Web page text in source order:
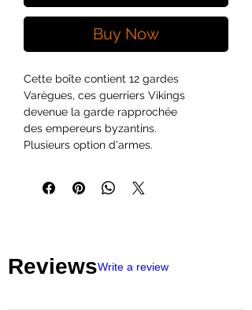
Buy Now
Cette boîte contient 12 gardes
Varègues, ces guerriers Vikings
devenue la garde rapprochée
des empereurs byzantins.
Plusieurs option d'armes.
Les figurines sont livrées non peintes et
nécessitent un peu d'assemblage.
ReviewsWrite a review